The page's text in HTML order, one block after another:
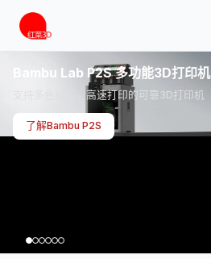
Bambu Lab P2S 多功能3D打印机
支持多色打印、高速打印的可靠3D打印机
了解Bambu P2S